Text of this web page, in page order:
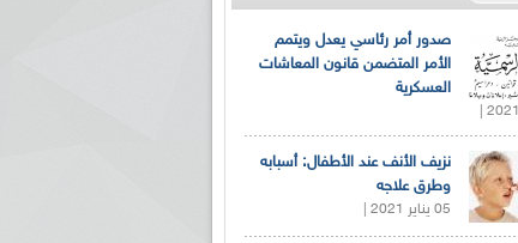
صدور أمر رئاسي يعدل ويتمم
الأمر المتضمن قانون المعاشات
العسكرية
نزيف الأنف عند الأطفال: أسبابه
وطرق علاجه
05 يناير 2021 |